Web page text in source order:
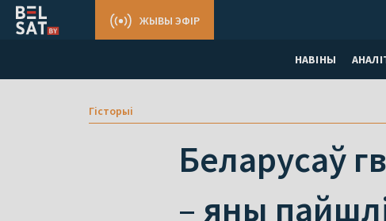
НАВІНЫ
ЖЫВЫ ЭФІР
Гісторыі
Беларусаў
– яны